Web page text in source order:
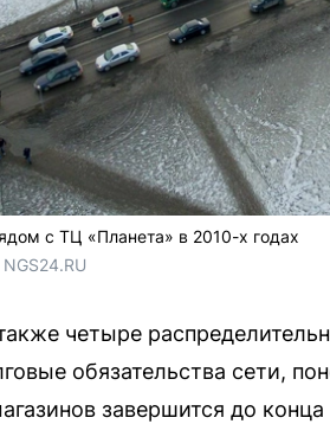
с ТЦ «Планета» в 2010-х годах
четыре
обязательства сети,
завершится до конца